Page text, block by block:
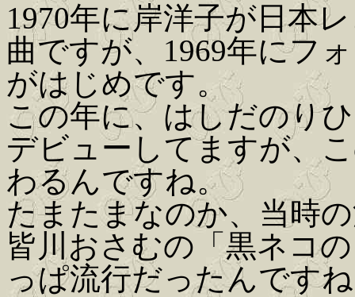
1970年に岸洋子が日本
曲ですが、1969年にフ
がはじめです。
この年に、はしだのり
デビューしてますが、
わるんですね。
たまたまなのか、当時
皆川おさむの「黒ネコ
っぱ流行だったんです